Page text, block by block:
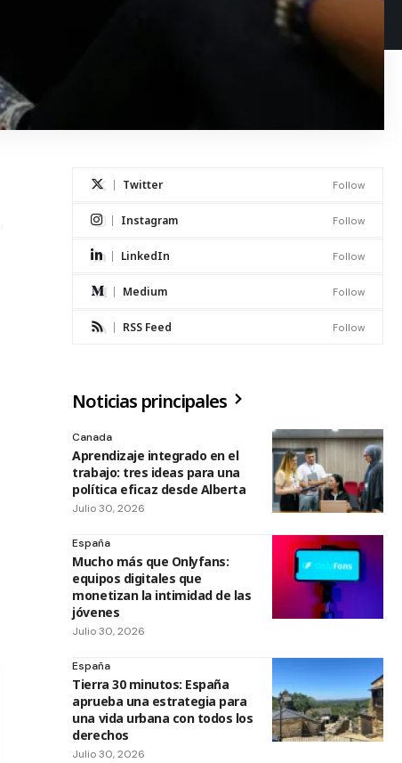
Twitter Follow
Instagram Follow
LinkedIn Follow
Medium Follow
RSS Feed Follow
Noticias principales
Canada
Aprendizaje integrado en el
trabajo: tres ideas para una
política eficaz desde Alberta
Julio 30, 2026
España
Mucho más que Onlyfans:
equipos digitales que
monetizan la intimidad de las
jóvenes
Julio 30, 2026
España
Tierra 30 minutos: España
aprueba una estrategia para
una vida urbana con todos los
derechos
Julio 30, 2026